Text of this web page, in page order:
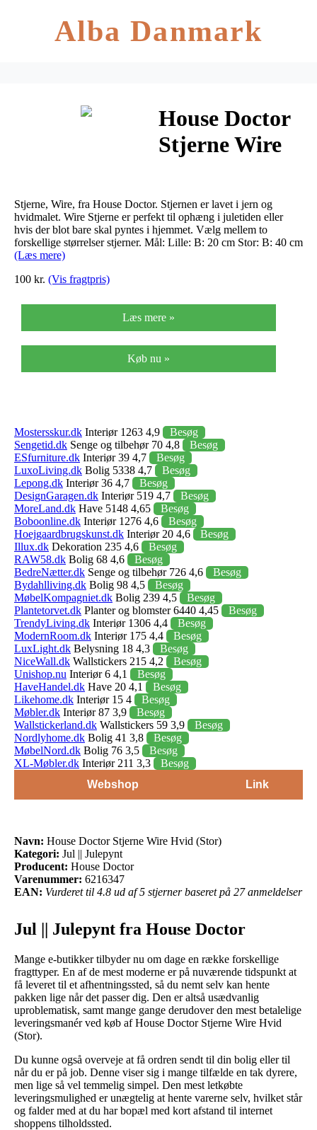
Alba Danmark
House Doctor
Stjerne Wire
Stjerne, Wire, fra House Doctor. Stjernen er lavet i jern og
hvidmalet. Wire Stjerne er perfekt til ophæng i juletiden eller
hvis der blot bare skal pyntes i hjemmet. Vælg mellem to
forskellige størrelser stjerner. Mål: Lille: B: 20 cm Stor: B: 40 cm
(Læs mere)
100 kr. (Vis fragtpris)
Læs mere »
Køb nu »
Mostersskur.dk Interiør 1263 4,9
Besøg
Sengetid.dk Senge og tilbehør 70 4,8
Besøg
ESfurniture.dk Interiør 39 4,7
Besøg
LuxoLiving.dk Bolig 5338 4,7
Besøg
Lepong.dk Interiør 36 4,7
Besøg
DesignGaragen.dk Interiør 519 4,7
Besøg
MoreLand.dk Have 5148 4,65
Besøg
Boboonline.dk Interiør 1276 4,6
Besøg
Hoejgaardbrugskunst.dk Interiør 20 4,6
Besøg
Illux.dk Dekoration 235 4,6
Besøg
RAW58.dk Bolig 68 4,6
Besøg
BedreNætter.dk Senge og tilbehør 726 4,6
Besøg
Bydahlliving.dk Bolig 98 4,5
Besøg
MøbelKompagniet.dk Bolig 239 4,5
Besøg
Plantetorvet.dk Planter og blomster 6440 4,45
Besøg
TrendyLiving.dk Interiør 1306 4,4
Besøg
ModernRoom.dk Interiør 175 4,4
Besøg
LuxLight.dk Belysning 18 4,3
Besøg
NiceWall.dk Wallstickers 215 4,2
Besøg
Unishop.nu Interiør 6 4,1
Besøg
HaveHandel.dk Have 20 4,1
Besøg
Likehome.dk Interiør 15 4
Besøg
Møbler.dk Interiør 87 3,9
Besøg
Wallstickerland.dk Wallstickers 59 3,9
Besøg
Nordlyhome.dk Bolig 41 3,8
Besøg
MøbelNord.dk Bolig 76 3,5
Besøg
XL-Møbler.dk Interiør 211 3,3
Besøg
Webshop
Link
Navn: House Doctor Stjerne Wire Hvid (Stor)
Kategori: Jul || Julepynt
Producent: House Doctor
Varenummer: 6216347
EAN: Vurderet til 4.8 ud af 5 stjerner baseret på 27 anmeldelser
Jul || Julepynt fra House Doctor
Mange e-butikker tilbyder nu om dage en række forskellige
fragttyper. En af de mest moderne er på nuværende tidspunkt at
få leveret til et afhentningssted, så du nemt selv kan hente
pakken lige når det passer dig. Den er altså usædvanlig
uproblematisk, samt mange gange derudover den mest betalelige
leveringsmanér ved køb af House Doctor Stjerne Wire Hvid
(Stor).
Du kunne også overveje at få ordren sendt til din bolig eller til
når du er på job. Denne viser sig i mange tilfælde en tak dyrere,
men lige så vel temmelig simpel. Den mest letkøbte
leveringsmulighed er unægtelig at hente varerne selv, hvilket står
og falder med at du har bopæl med kort afstand til internet
shoppens tilholdssted.